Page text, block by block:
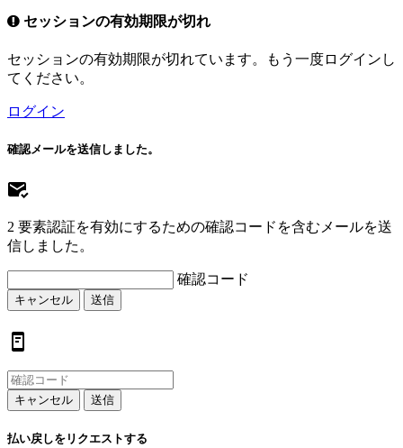
セッションの有効期限が切れ
セッションの有効期限が切れています。もう一度ログインし
てください。
ログイン
確認メールを送信しました。
2 要素認証を有効にするための確認コードを含むメールを送
信しました。
確認コード
キャンセル 送信
キャンセル 送信
払い戻しをリクエストする